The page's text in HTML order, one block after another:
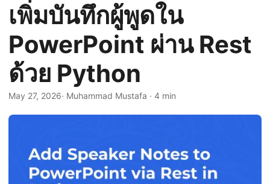
v
i
g
a
t
i
o
เพิ่มบันทึกผู้พูดใน
PowerPoint ผ่าน Rest
ด้วย Python
May 27, 2026· Muhammad Mustafa · 4 min